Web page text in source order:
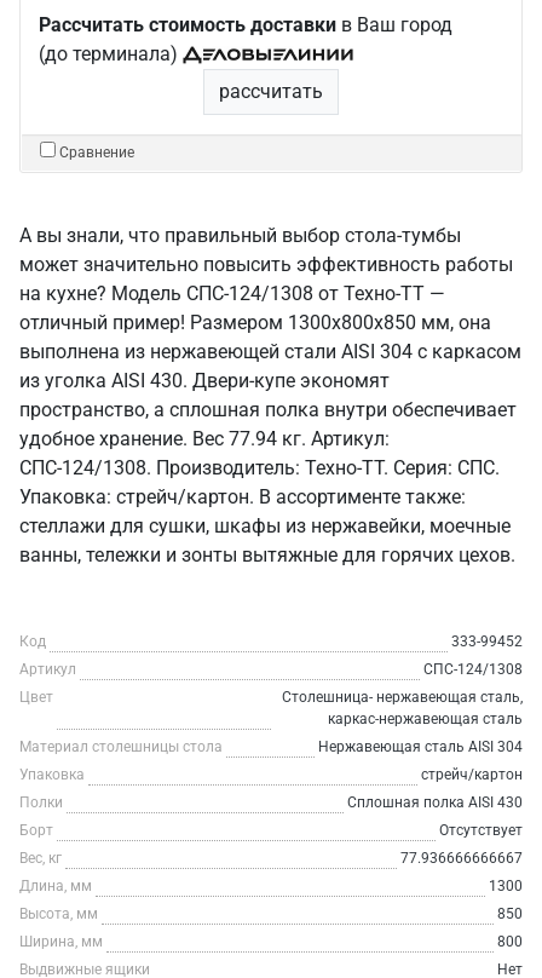
Рассчитать стоимость доставки в Ваш город
(до терминала)
рассчитать
Сравнение
А вы знали, что правильный выбор стола-тумбы
может значительно повысить эффективность работы
на кухне? Модель СПС-124/1308 от Техно-ТТ —
отличный пример! Размером 1300x800x850 мм, она
выполнена из нержавеющей стали AISI 304 с каркасом
из уголка AISI 430. Двери-купе экономят
пространство, а сплошная полка внутри обеспечивает
удобное хранение. Вес 77.94 кг. Артикул:
СПС-124/1308. Производитель: Техно-ТТ. Серия: СПС.
Упаковка: стрейч/картон. В ассортименте также:
стеллажи для сушки, шкафы из нержавейки, моечные
ванны, тележки и зонты вытяжные для горячих цехов.
Код
333-99452
Артикул
СПС-124/1308
Цвет
Столешница- нержавеющая сталь,
каркас-нержавеющая сталь
Материал столешницы стола
Нержавеющая сталь AISI 304
Упаковка
стрейч/картон
Полки
Сплошная полка AISI 430
Борт
Отсутствует
Вес, кг
77.936666666667
Длина, мм
1300
Высота, мм
850
Ширина, мм
800
Выдвижные ящики
Нет